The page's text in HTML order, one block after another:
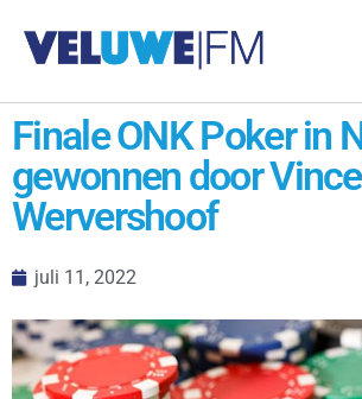
Finale ONK Poker in
gewonnen door
Wervershoof
juli 11, 2022